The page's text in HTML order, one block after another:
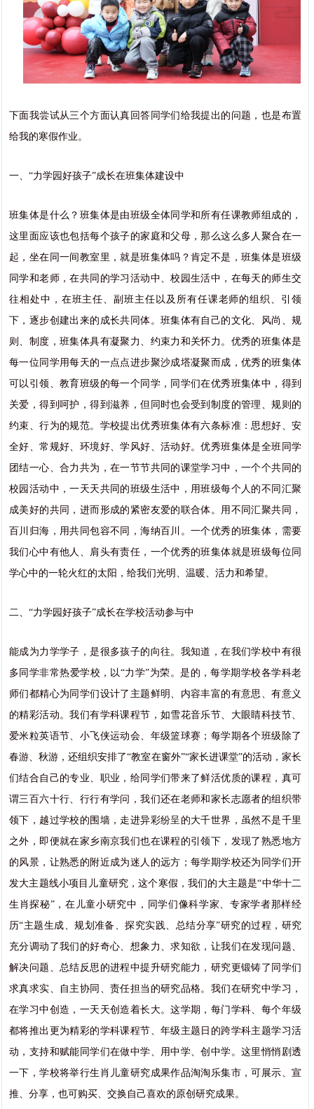
下面我尝试从三个方面认真回答同学们给我提出的问题，也是布置
给我的寒假作业。
一、“力学园好孩子”成长在班集体建设中
班集体是什么？班集体是由班级全体同学和所有任课教师组成的，
这里面应该也包括每个孩子的家庭和父母，那么这么多人聚合在一
起，坐在同一间教室里，就是班集体吗？肯定不是，班集体是班级
同学和老师，在共同的学习活动中、校园生活中，在每天的师生交
往相处中，在班主任、副班主任以及所有任课老师的组织、引领
下，逐步创建出来的成长共同体。班集体有自己的文化、风尚、规
则、制度，班集体具有凝聚力、约束力和关怀力。优秀的班集体是
每一位同学用每天的一点点进步聚沙成塔凝聚而成，优秀的班集体
可以引领、教育班级的每一个同学，同学们在优秀班集体中，得到
关爱，得到呵护，得到滋养，但同时也会受到制度的管理、规则的
约束、行为的规范。学校提出优秀班集体有六条标准：思想好、安
全好、常规好、环境好、学风好、活动好。优秀班集体是全班同学
团结一心、合力共为，在一节节共同的课堂学习中，一个个共同的
校园活动中，一天天共同的班级生活中，用班级每个人的不同汇聚
成美好的共同，进而形成的紧密友爱的联合体。用不同汇聚共同，
百川归海，用共同包容不同，海纳百川。一个优秀的班集体，需要
我们心中有他人、肩头有责任，一个优秀的班集体就是班级每位同
学心中的一轮火红的太阳，给我们光明、温暖、活力和希望。
二、“力学园好孩子”成长在学校活动参与中
能成为力学学子，是很多孩子的向往。我知道，在我们学校中有很
多同学非常热爱学校，以“力学”为荣。是的，每学期学校各学科老
师们都精心为同学们设计了主题鲜明、内容丰富的有意思、有意义
的精彩活动。我们有学科课程节，如雪花音乐节、大眼睛科技节、
爱米粒英语节、小飞侠运动会、年级篮球赛；每学期各个班级除了
春游、秋游，还组织安排了“教室在窗外”“家长进课堂”的活动，家长
们结合自己的专业、职业，给同学们带来了鲜活优质的课程，真可
谓三百六十行、行行有学问，我们还在老师和家长志愿者的组织带
领下，越过学校的围墙，走进异彩纷呈的大千世界，虽然不是千里
之外，即便就在家乡南京我们也在课程的引领下，发现了熟悉地方
的风景，让熟悉的附近成为迷人的远方；每学期学校还为同学们开
发大主题线小项目儿童研究，这个寒假，我们的大主题是“中华十二
生肖探秘”，在儿童小研究中，同学们像科学家、专家学者那样经
历“主题生成、规划准备、探究实践、总结分享”研究的过程，研究
充分调动了我们的好奇心、想象力、求知欲，让我们在发现问题、
解决问题、总结反思的进程中提升研究能力，研究更锻铸了同学们
求真求实、自主协同、责任担当的研究品格。我们在研究中学习，
在学习中创造，一天天创造着长大。这学期，每门学科、每个年级
都将推出更为精彩的学科课程节、年级主题日的跨学科主题学习活
动，支持和赋能同学们在做中学、用中学、创中学。这里悄悄剧透
一下，学校将举行生肖儿童研究成果作品淘淘乐集市，可展示、宣
推、分享，也可购买、交换自己喜欢的原创研究成果。